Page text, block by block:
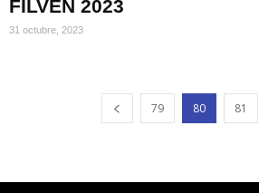
FILVEN 2023
31 octubre, 2023
79 80 81